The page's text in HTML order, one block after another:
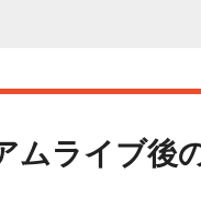
ムライブ後